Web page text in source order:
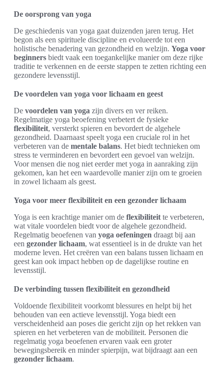
De oorsprong van yoga
De geschiedenis van yoga gaat duizenden jaren terug. Het
begon als een spirituele discipline en evolueerde tot een
holistische benadering van gezondheid en welzijn. Yoga voor
beginners biedt vaak een toegankelijke manier om deze rijke
traditie te verkennen en de eerste stappen te zetten richting een
gezondere levensstijl.
De voordelen van yoga voor lichaam en geest
De voordelen van yoga zijn divers en ver reiken.
Regelmatige yoga beoefening verbetert de fysieke
flexibiliteit, versterkt spieren en bevordert de algehele
gezondheid. Daarnaast speelt yoga een cruciale rol in het
verbeteren van de mentale balans. Het biedt technieken om
stress te verminderen en bevordert een gevoel van welzijn.
Voor mensen die nog niet eerder met yoga in aanraking zijn
gekomen, kan het een waardevolle manier zijn om te groeien
in zowel lichaam als geest.
Yoga voor meer flexibiliteit en een gezonder lichaam
Yoga is een krachtige manier om de flexibiliteit te verbeteren,
wat vitale voordelen biedt voor de algehele gezondheid.
Regelmatig beoefenen van yoga oefeningen draagt bij aan
een gezonder lichaam, wat essentieel is in de drukte van het
moderne leven. Het creëren van een balans tussen lichaam en
geest kan ook impact hebben op de dagelijkse routine en
levensstijl.
De verbinding tussen flexibiliteit en gezondheid
Voldoende flexibiliteit voorkomt blessures en helpt bij het
behouden van een actieve levensstijl. Yoga biedt een
verscheidenheid aan poses die gericht zijn op het rekken van
spieren en het verbeteren van de mobiliteit. Personen die
regelmatig yoga beoefenen ervaren vaak een groter
bewegingsbereik en minder spierpijn, wat bijdraagt aan een
gezonder lichaam.